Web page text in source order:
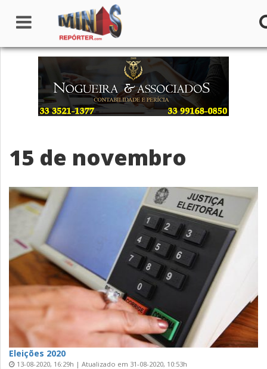
Home
Institucional
Seções
Canais
Colunistas
15 de novembro
Eleições 2020
13-08-2020, 16:29h | Atualizado em 31-08-2020, 10:53h